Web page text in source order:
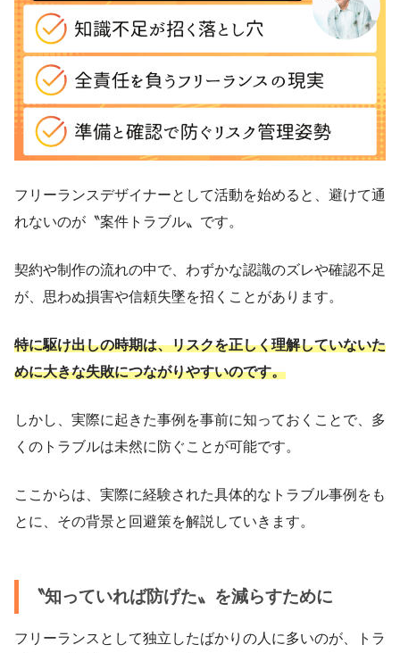
フリーランスデザイナーとして活動を始めると、避けて通
れないのが〝案件トラブル〟です。
契約や制作の流れの中で、わずかな認識のズレや確認不足
が、思わぬ損害や信頼失墜を招くことがあります。
特に駆け出しの時期は、リスクを正しく理解していないた
めに大きな失敗につながりやすいのです。
しかし、実際に起きた事例を事前に知っておくことで、多
くのトラブルは未然に防ぐことが可能です。
ここからは、実際に経験された具体的なトラブル事例をも
とに、その背景と回避策を解説していきます。
〝知っていれば防げた〟を減らすために
フリーランスとして独立したばかりの人に多いのが、トラ